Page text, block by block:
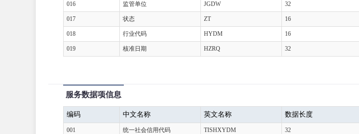
016 监管单位 JGDW 32
017 状态 ZT 16
018 行业代码 HYDM 16
019 核准日期 HZRQ 32
服务数据项信息
编码 中文名称 英文名称 数据长度
001 统一社会信用代码 TISHXYDM 32